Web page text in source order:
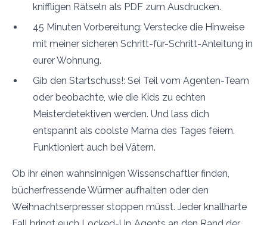
kniffligen Rätseln als PDF zum Ausdrucken.
45 Minuten Vorbereitung: Verstecke die Hinweise
mit meiner sicheren Schritt-für-Schritt-Anleitung in
eurer Wohnung.
Gib den Startschuss!: Sei Teil vom Agenten-Team
oder beobachte, wie die Kids zu echten
Meisterdetektiven werden. Und lass dich
entspannt als coolste Mama des Tages feiern.
Funktioniert auch bei Vätern.
Ob ihr einen wahnsinnigen Wissenschaftler finden,
bücherfressende Würmer aufhalten oder den
Weihnachtserpresser stoppen müsst. Jeder knallharte